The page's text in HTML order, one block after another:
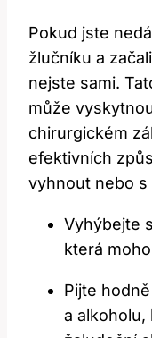
Pokud jste
žlučníku a
nejste sami.
může
chirurgickém
efektivních
vyhnout nebo s
Vyhýbejte
která
Pijte
a